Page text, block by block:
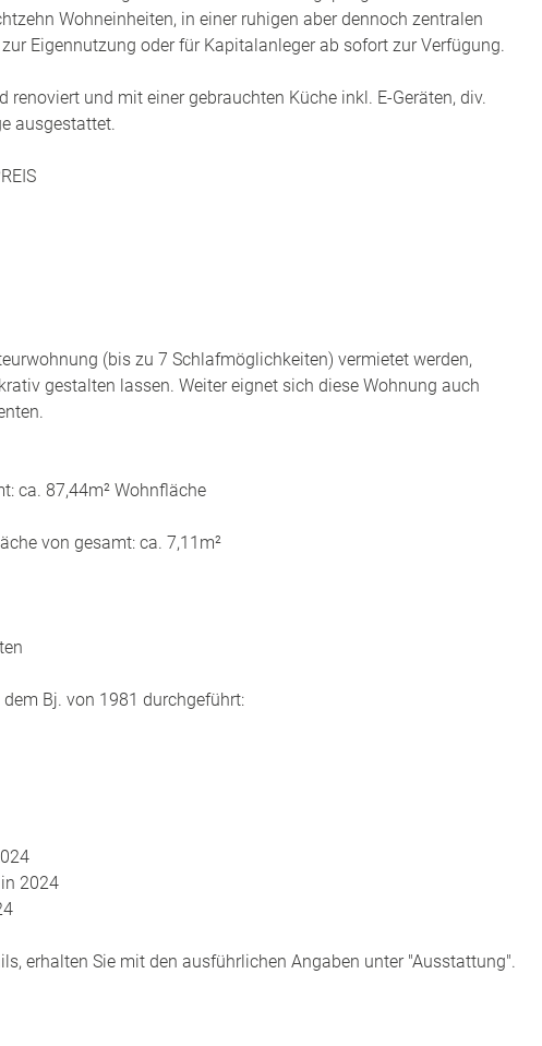
Wohneinheiten, in einer ruhigen aber dennoch zentralen
Eigennutzung oder für Kapitalanleger ab sofort zur Verfügung.
renoviert und mit einer gebrauchten Küche inkl. E-Geräten, div.
ausgestattet.
(bis zu 7 Schlafmöglichkeiten) vermietet werden,
gestalten lassen. Weiter eignet sich diese Wohnung auch
ca. 87,44m² Wohnfläche
von gesamt: ca. 7,11m²
Bj. von 1981 durchgeführt:
2024
erhalten Sie mit den ausführlichen Angaben unter "Ausstattung".